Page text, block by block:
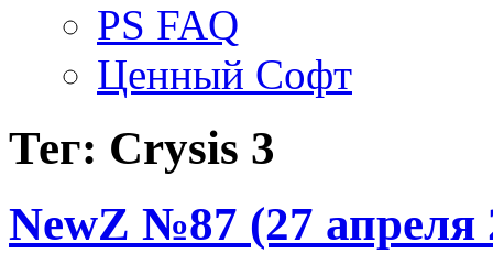
PS FAQ
Ценный Софт
Тег: Crysis 3
NewZ №87 (27 апреля